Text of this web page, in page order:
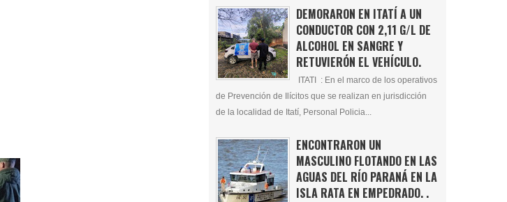
DEMORARON EN ITATÍ A UN
CONDUCTOR CON 2,11 G/L DE
ALCOHOL EN SANGRE Y
RETUVIERÓN EL VEHÍCULO.
ITATI : En el marco de los operativos
de Prevención de Ilícitos que se realizan en jurisdicción
de la localidad de Itatí, Personal Policia...
ENCONTRARON UN
MASCULINO FLOTANDO EN LAS
AGUAS DEL RÍO PARANÁ EN LA
ISLA RATA EN EMPEDRADO. .